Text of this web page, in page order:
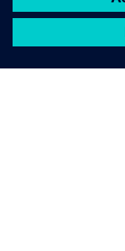
Industry Mall:
|
gjennom
Nettside| Totally